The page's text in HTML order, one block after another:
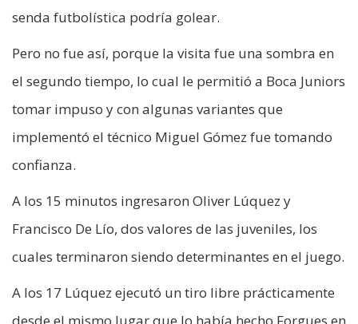
senda futbolística podría golear.
Pero no fue así, porque la visita fue una sombra en
el segundo tiempo, lo cual le permitió a Boca Juniors
tomar impuso y con algunas variantes que
implementó el técnico Miguel Gómez fue tomando
confianza.
A los 15 minutos ingresaron Oliver Lúquez y
Francisco De Lío, dos valores de las juveniles, los
cuales terminaron siendo determinantes en el juego.
A los 17 Lúquez ejecutó un tiro libre prácticamente